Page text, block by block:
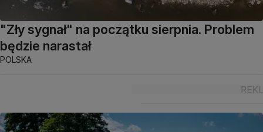
"Zły sygnał" na początku sierpnia. Problem
będzie narastał
POLSKA